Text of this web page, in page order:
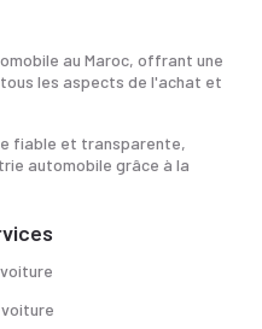
au Maroc, offrant une
les aspects de l'achat et
fiable et transparente,
automobile grâce à la